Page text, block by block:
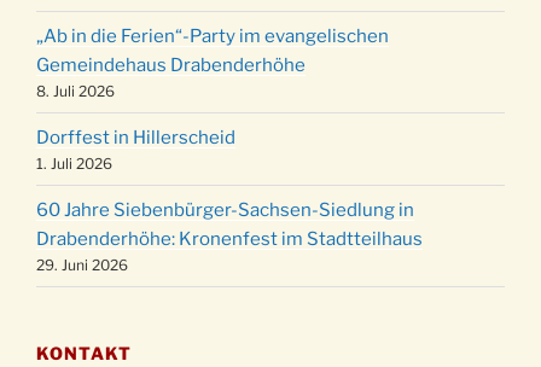
24.12.
Weihnachtsgottesdienst in der Kirche um
15:00 Uhr
24.12.
Weihnachtsgottesdienst in der Kirche um
18:00 Uhr
24.12.
Christmette mit der ev. Jugend in der Kirche
um 23:00 Uhr
31.12.
Gottesdienst zu Silvester in der Kirche um
18:00 Uhr
„Ab in die Ferien“-Party im evangelischen
Gemeindehaus Drabenderhöhe
8. Juli 2026
Dorffest in Hillerscheid
1. Juli 2026
60 Jahre Siebenbürger-Sachsen-Siedlung in
Drabenderhöhe: Kronenfest im Stadtteilhaus
29. Juni 2026
KONTAKT